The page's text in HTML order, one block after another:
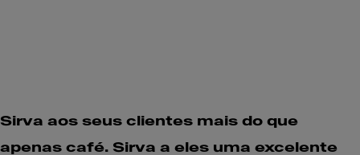
Sirva aos seus clientes mais do que
apenas café. Sirva a eles uma excelente